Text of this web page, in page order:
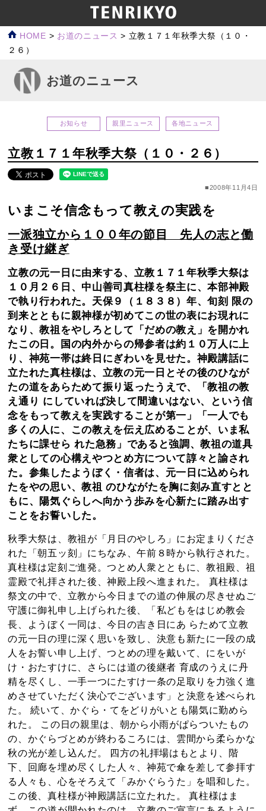
HOME > お道のニュース > 立教１７１年秋季大祭（１０・
２６）
お道のニュース
お知らせ 親里ニュース 各地ニュース
立教１７１年秋季大祭（１０・２６）
■2008年11月4日
いまこそ信念もって教えの実践を
一派独立から１００年の節目 先人の志と働
き受け継ぎ
立教の元一日に由来する、立教１７１年秋季大祭は
１０月２６日、中山善司真柱様を祭主に、本部神殿
で執り行われた。天保９（１８３８）年、旬刻 限の
到来とともに親神様が初めてこの世の表にお現れに
なり、教祖をやしろとして「だめの教え」を開かれ
たこの日。国の内外からの帰参者は約１０万人に上
り、神苑一帯は終日にぎわいを見せた。神殿講話に
立たれた真柱様は、立教の元一日とその後のひなが
たの道をあらためて振り返ったうえで、「教祖の教
え通り にしていれば決して間違いはない、という信
念をもって教えを実践することが第一」「一人でも
多くの人に、この教えを伝え広めることが、いま私
たちに課せら れた急務」であると強調、教祖の道具
衆としての心構えやつとめ方について諄々と諭され
た。参集したようぼく・信者は、元一日に込められ
たをやの思い、教祖 のひながたを胸に刻み直すとと
もに、陽気ぐらしへ向かう歩みを心新たに踏み出す
ことをお誓いした。
秋季大祭は、教祖が「月日のやしろ」にお定まりくださ
れた「朝五ッ刻」にちなみ、午前８時から執行された。
真柱様は定刻ご進発。つとめ人衆とともに、教祖殿、祖
霊殿で礼拝された後、神殿上段へ進まれた。 真柱様は
祭文の中で、立教から今日までの道の伸展の尽きせぬご
守護に御礼申し上げられた後、「私どもをはじめ教会
長、ようぼく一同は、今日の吉き日にあ らためて立教
の元一日の理に深く思いを致し、決意も新たに一段の成
人をお誓い申し上げ、つとめの理を戴いて、にをいが
け・おたすけに、さらには道の後継者 育成のうえに丹
精を尽くし、一手一つにたすけ一条の足取りを力強く進
めさせていただく決心でございます」と決意を述べられ
た。 続いて、かぐら・てをどりがいとも陽気に勤めら
れた。 この日の親里は、朝から小雨がぱらついたもの
の、かぐらづとめが終わるころには、雲間から柔らかな
秋の光が差し込んだ。 四方の礼拝場はもとより、階
下、回廊を埋め尽くした人々、神苑で傘を差して参拝す
る人々も、心をそろえて「みかぐらうた」を唱和した。
この後、真柱様が神殿講話に立たれた。 真柱様はま